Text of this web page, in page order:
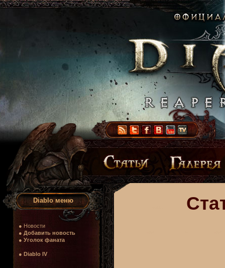
Diablo меню
● Новости
● Добавить новость
● Уголок фаната
● Diablo IV